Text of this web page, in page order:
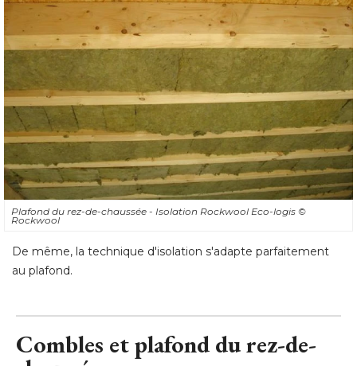
Plafond du rez-de-chaussée - Isolation Rockwool Eco-logis ©
Rockwool
De même, la technique d'isolation s'adapte parfaitement
au plafond.
Combles et plafond du rez-de-